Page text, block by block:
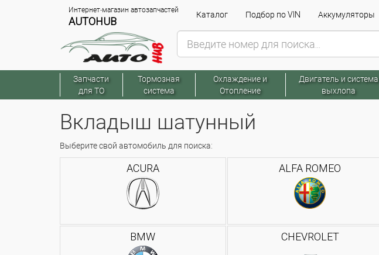
Интернет-магазин автозапчастей
AUTOHUB
Каталог Подбор по VIN Аккумуляторы
Запчасти
для ТО
Тормозная
система
Охлаждение и
Отопление
Двигатель и система
выхлопа
Вкладыш шатунный
Выберите свой автомобиль для поиска:
ACURA ALFA ROMEO
BMW CHEVROLET